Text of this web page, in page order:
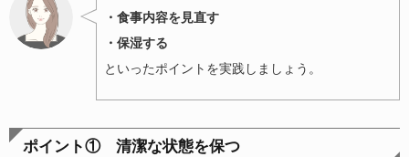
・食事内容を見直す
・保湿する
といったポイントを実践しましょう。
ポイント① 清潔な状態を保つ